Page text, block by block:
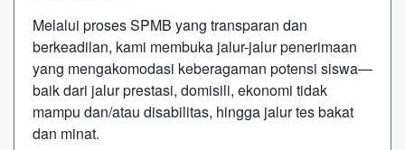
Melalui proses SPMB yang transparan dan
berkeadilan, kami membuka jalur-jalur penerimaan
yang mengakomodasi keberagaman potensi siswa—
baik dari jalur prestasi, domisili, ekonomi tidak
mampu dan/atau disabilitas, hingga jalur tes bakat
dan minat.